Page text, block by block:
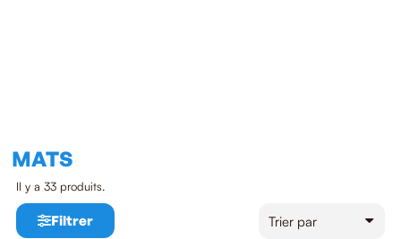
MATS
Il y a 33 produits.
Filtrer